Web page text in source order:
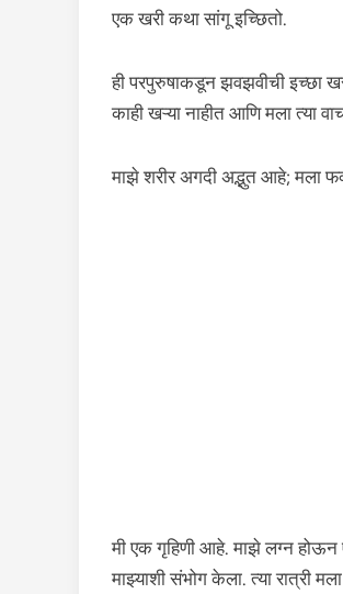
एक खरी कथा सांगू इच्छितो.
ही परपुरुषाकडून झवझवीची इच्छा
काही खऱ्या नाहीत आणि मला त्या
माझे शरीर अगदी अद्भुत आहे; मला
मी एक गृहिणी आहे. माझे लग्न होऊन
माझ्याशी संभोग केला. त्या रात्री